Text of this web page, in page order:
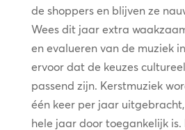
de shoppers en blijven ze
Wees dit jaar extra
en evalueren van de muziek
ervoor dat de keuzes
passend zijn. Kerstmuziek
één keer per jaar
hele jaar door toegankelijk